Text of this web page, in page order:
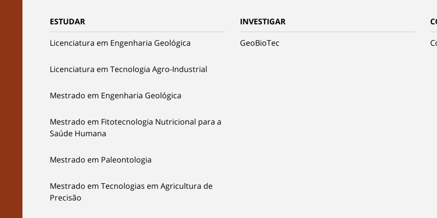
ESTUDAR
Licenciatura em Engenharia Geológica
Licenciatura em Tecnologia Agro-Industrial
Mestrado em Engenharia Geológica
Mestrado em Fitotecnologia Nutricional para a
Saúde Humana
Mestrado em Paleontologia
Mestrado em Tecnologias em Agricultura de
Precisão
INVESTIGAR
GeoBioTec